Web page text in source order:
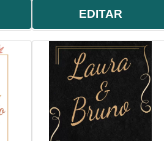
EDITAR